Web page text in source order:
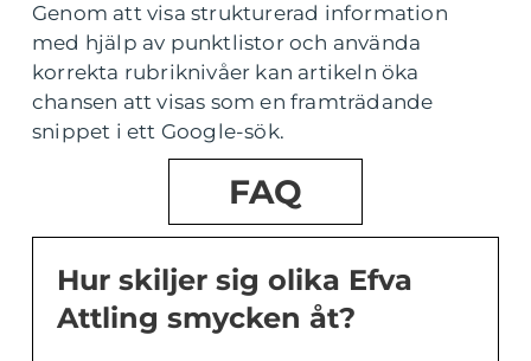
Genom att visa strukturerad information
med hjälp av punktlistor och använda
korrekta rubriknivåer kan artikeln öka
chansen att visas som en framträdande
snippet i ett Google-sök.
FAQ
Hur skiljer sig olika Efva
Attling smycken åt?